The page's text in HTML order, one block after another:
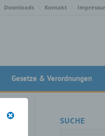
Downloads Kontakt
Gesetze & Verordnungen
SUCHE